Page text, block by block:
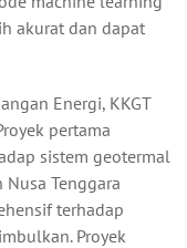
akurat dan dapat
Energi, KKGT
pertama
sistem geotermal
Tenggara
terhadap
Proyek